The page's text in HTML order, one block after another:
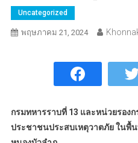
Uncategorized
พฤษภาคม 21, 2024
กรมทหารราบที่ 13 และหน่วยรอง
ประชาชนประสบเหตุวาตภัย ในพื้